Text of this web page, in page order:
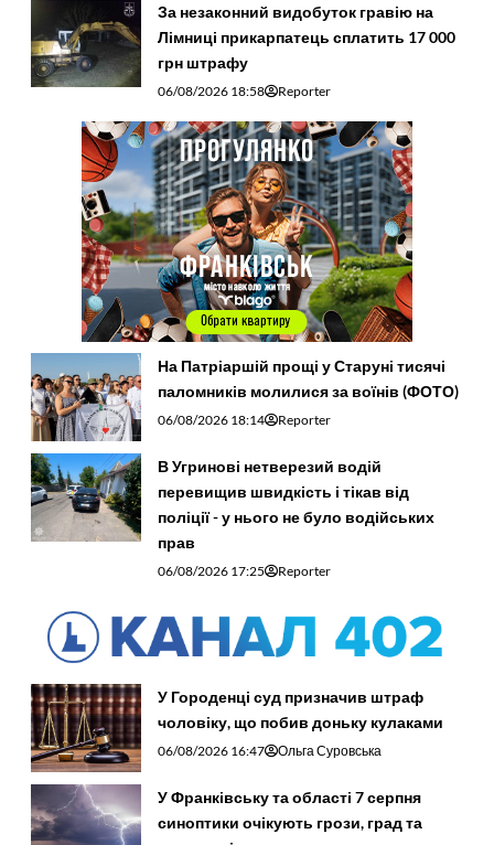
За незаконний видобуток гравію на
Лімниці прикарпатець сплатить 17 000
грн штрафу
06/08/2026 18:58 Reporter
На Патріаршій прощі у Старуні тисячі
паломників молилися за воїнів (ФОТО)
06/08/2026 18:14 Reporter
В Угринові нетверезий водій
перевищив швидкість і тікав від
поліції - у нього не було водійських
прав
06/08/2026 17:25 Reporter
У Городенці суд призначив штраф
чоловіку, що побив доньку кулаками
06/08/2026 16:47 Ольга Суровська
У Франківську та області 7 серпня
синоптики очікують грози, град та